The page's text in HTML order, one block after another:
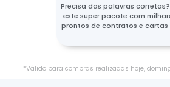
Precisa das palavras
este super pacote com
prontos de contratos e cartas
*Válido para compras realizadas hoje,